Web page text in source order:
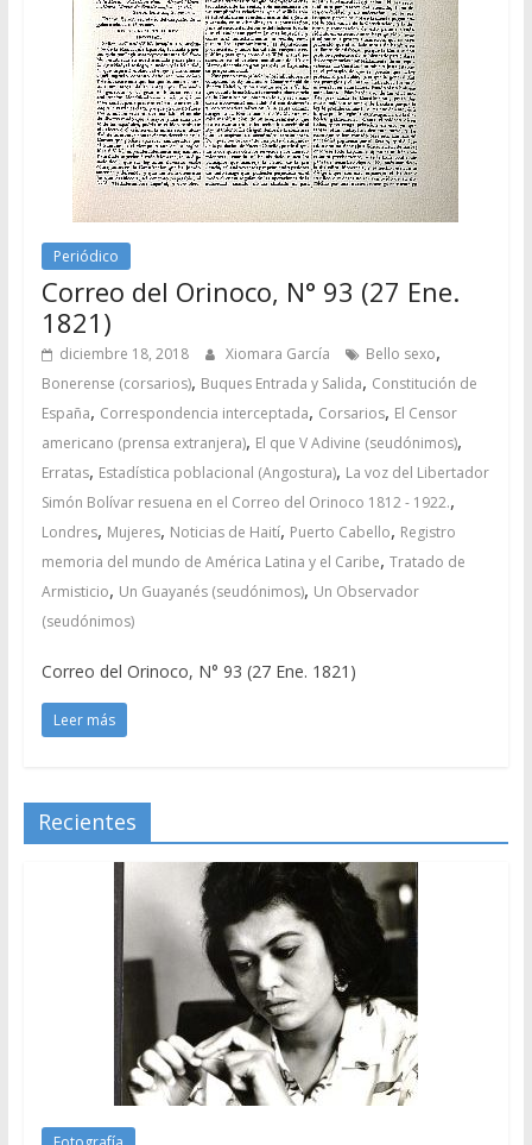
Periódico
Correo del Orinoco, N° 93 (27 Ene.
1821)
diciembre 18, 2018 Xiomara García Bello sexo,
Bonerense (corsarios), Buques Entrada y Salida, Constitución de
España, Correspondencia interceptada, Corsarios, El Censor
americano (prensa extranjera), El que V Adivine (seudónimos),
Erratas, Estadística poblacional (Angostura), La voz del Libertador
Simón Bolívar resuena en el Correo del Orinoco 1812 - 1922.,
Londres, Mujeres, Noticias de Haití, Puerto Cabello, Registro
memoria del mundo de América Latina y el Caribe, Tratado de
Armisticio, Un Guayanés (seudónimos), Un Observador
(seudónimos)
Correo del Orinoco, N° 93 (27 Ene. 1821)
Leer más
Recientes